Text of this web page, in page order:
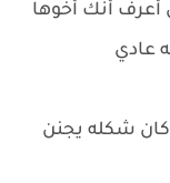
أنك أخوها
عادي
كان شكله يجنن